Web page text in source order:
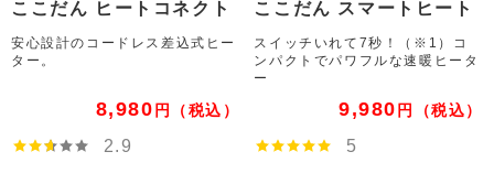
2.9
ここだん ヒートコネクト
安心設計のコードレス差込式ヒー
ター。
8,980 円 （税込）
5
ここだん スマートヒート
スイッチいれて7秒！（※1）コ
ンパクトでパワフルな速暖ヒータ
ー
9,980 円 （税込）